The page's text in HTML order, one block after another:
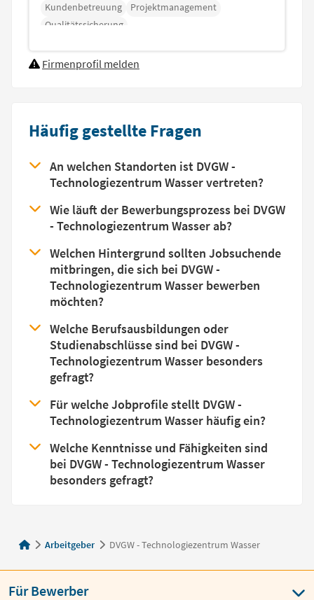
Kundenbetreuung
Projektmanagement
Qualitätssicherung
Firmenprofil melden
Häufig gestellte Fragen
An welchen Standorten ist DVGW -
Technologiezentrum Wasser vertreten?
Wie läuft der Bewerbungsprozess bei DVGW
- Technologiezentrum Wasser ab?
Welchen Hintergrund sollten Jobsuchende
mitbringen, die sich bei DVGW -
Technologiezentrum Wasser bewerben
möchten?
Welche Berufsausbildungen oder
Studienabschlüsse sind bei DVGW -
Technologiezentrum Wasser besonders
gefragt?
Für welche Jobprofile stellt DVGW -
Technologiezentrum Wasser häufig ein?
Welche Kenntnisse und Fähigkeiten sind
bei DVGW - Technologiezentrum Wasser
besonders gefragt?
Arbeitgeber DVGW - Technologiezentrum Wasser
Für Bewerber